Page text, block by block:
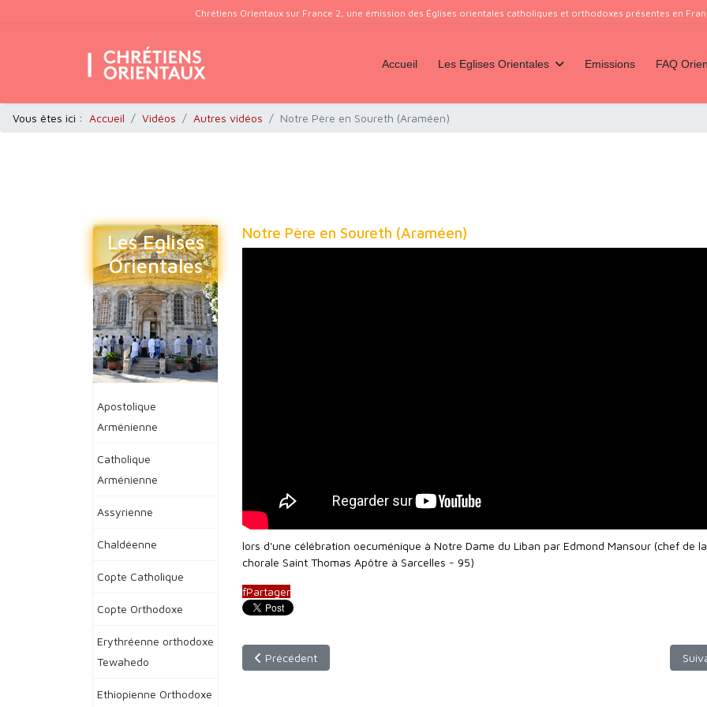
Chrétiens Orientaux sur France 2, une émission des Églises orientales catholiques et orthodoxes présentes en
Accueil Les Eglises Orientales Emissions FAQ
Vous êtes ici : Accueil Vidéos Autres vidéos Notre Père en Soureth (Araméen)
Les Eglises
Orientales
Apostolique
Arménienne
Catholique
Arménienne
Assyrienne
Chaldéenne
Copte Catholique
Copte Orthodoxe
Erythréenne orthodoxe
Tewahedo
Ethiopienne Orthodoxe
Notre Père en Soureth (Araméen)
lors d'une célébration oecuménique à Notre Dame du Liban par Edmond Mansour (chef de la
chorale Saint Thomas Apôtre à Sarcelles - 95)
fPartager
Article précédent : Actualités Orientales mai 2025 : arméniens du Musa Dagh / Léon XIV
Précédent